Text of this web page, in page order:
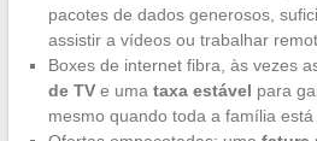
pacotes de dados generosos,
assistir a vídeos ou trabalhar
Boxes de internet fibra, às vezes
de TVe uma taxa estável para
mesmo quando toda a família está